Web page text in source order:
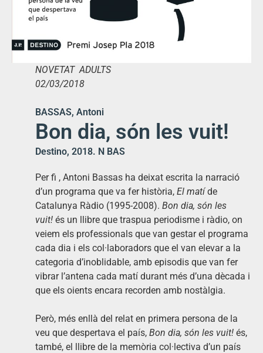
NOVETAT ADULTS
02/03/2018
BASSAS, Antoni
Bon dia, són les vuit!
Destino, 2018. N BAS
Per fi , Antoni Bassas ha deixat escrita la narració
d’un programa que va fer història, El matíde
Catalunya Ràdio (1995-2008). Bon dia, són les
vuit! és un llibre que traspua periodisme i ràdio, on
veiem els professionals que van gestar el programa
cada dia i els col·laboradors que el van elevar a la
categoria d’inoblidable, amb episodis que van fer
vibrar l’antena cada matí durant més d’una dècada i
que els oients encara recorden amb nostàlgia.
Però, més enllà del relat en primera persona de la
veu que despertava el país, Bon dia, són les vuit! és,
també, el llibre de la memòria col·lectiva d’un país